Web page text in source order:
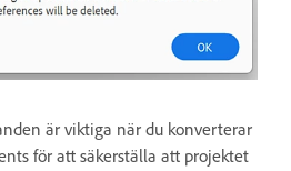
är viktiga när du konverterar
för att säkerställa att projektet